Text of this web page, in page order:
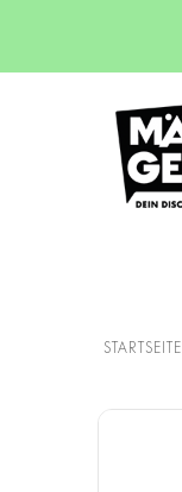
STARTSEITE
Zum